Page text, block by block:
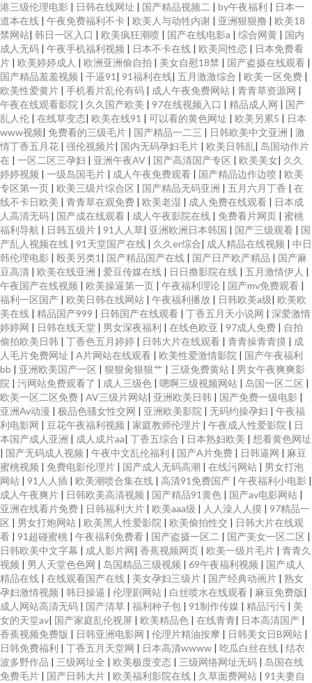
港三级伦理电影 | 日韩在线网址 | 国产精品视频二 | by午夜福利 | 日本一
道本在线 | 午夜免费福利不卡 | 欧美人与动牲内谢 | 亚洲狠狠撸 | 欧美18
禁网站| 韩日一区入口 | 欧美疯狂潮喷 | 国产在线电影a | 综合网黄 | 国内
成人无码 | 午夜手机福利视频 | 日本不卡在线 | 欧美同性恋 | 日本免费看
片 | 欧美婷婷成人 | 欧洲亚洲偷自拍 | 美女自慰18禁 | 国产盗摄在线观看 |
国产精品羞羞视频 | 干逼91 | 91福利在线| 五月激激综合 | 欧美一区免费 |
欧美性爱黄片 | 手机看片乱伦有码 | 成人午夜免费网站 | 青青草资源网 |
午夜在线观看影院 | 久久国产欧美 | 97在线视频入口 | 精品成人网 | 国产
乱人伦 | 在线草变态| 欧美在线91 | 可以看的黄色网址 | 欧美另累5 | 日本
www视频| 免费看的三级毛片 | 国产精品一二三 | 日韩欧美中文亚洲 | 激
情丁香五月花 | 强伦视频片| 国内无码孕妇毛片 | 欧美日韩乱| 岛国动作片
在 | 一区二区三孕妇 | 亚洲午夜AV | 国产高清国产专区 | 欧美美女| 久久
婷婷视频 | 一级岛国毛片 | 成人午夜免费观看 | 国产精品边作边喷 | 欧美
专区第一页 | 欧美三级片综合区 | 国产精品无码亚洲 | 五月六月丁香 | 在
线不卡日欧美 | 青青草在观免费 | 欧美老湿 | 成人免费在线观看 | 日本成
人高清无码 | 国产成在线观看 | 成人午夜影院在线 | 免费看片网页 | 蜜桃
福利导航 | 日韩五级片 | 91人人草| 亚洲欧洲日本韩国 | 国产三级观看 | 国
产乱人视频在线 | 91天堂国产在线 | 久久er综合| 成人精品在线视频 | 中日
韩伦理电影 | 殴美另类1 | 国产精品国产在线 | 国产日产欧产精品 | 国产麻
豆高清 | 欧美在线亚洲 | 爱豆传媒在线 | 日日撸影院在线 | 五月激情伊人 |
午夜国产在线视频 | 欧美操逼第一页 | 午夜福利理论 | 国产mv免费观看 |
福利一区国产 | 欧美日韩在线网站 | 午夜福利播放 | 日韩欧美a级| 欧美欧
美在线 | 精品国产999 | 日韩国产在线观看 | 丁香五月天小说网 | 深爱激情
婷婷网 | 日韩在线天堂 | 男女深夜福利 | 在线色欧亚 | 97成人免费 | 自拍
偷拍欧美日韩 | 丁香色五月婷婷 | 日韩大片在线观看 | 青青操青青摸 | 成
人毛片免费网址 | A片网站在线观看 | 欧美性爱激情影院 | 国产午夜福利
bb | 亚洲欧美国产一区 | 狠狠肏狠狠艹 | 三级免费黄站 | 男女午夜爽爽影
院 | 污网站免费观看了 | 成人三级色 | 嗯啊三级视频网站 | 岛国一区二区 |
欧美一区二区免费 | AV三级片网站| 亚洲欧美日韩 | 国产免费一级电影 |
亚洲Av动漫 | 极品色骚女性交网 | 亚洲欧美影院 | 无码约操孕妇 | 午夜福
利电影网 | 豆花午夜福利视频 | 家庭教师伦理片 | 午夜成人性爱影院 | 日
本国产成人亚洲 | 成人成片aa| 丁香五综合 | 日本熟妇欧美 | 想看黄色网址
| 国产无码成人视频 | 午夜中文乱伦福利 | 国产A片免费 | 日韩逼网 | 麻豆
蜜桃视频 | 免费电影伦理片 | 国产成人无码高潮 | 在线污网站 | 男女打泡
网站 | 91人人插 | 欧美潮喷合集在线 | 高清91免费国产 | 午夜福利小电影 |
成人午夜爽片 | 日韩欧美高清视频 | 国产精品91黄色 | 国产av电影网站 |
亚洲在线看片免费 | 日韩福利大片 | 欧美aaa级 | 人人澡人人摸 | 97精品一
区 | 男女打炮网站 | 欧美黑人性爱影院 | 欧美偷拍性交 | 日韩大片在线观
看 | 91超碰蜜桃 | 午夜福利免费看 | 国产盗摄一区二 | 国产美女一区二区 |
日韩欧美中文字幕 | 成人影片网| 香蕉视频网页 | 欧美一级片毛片 | 青青久
视频 | 男人天堂色色网 | 岛国精品三级视频 | 69午夜福利视频 | 国产成人
精品在线 | 在线观看国产在线 | 美女孕妇三级片 | 国产经典动画片 | 熟女
孕妇激情视频 | 韩日操逼 | 伦理剧网站 | 白丝喷水在线观看 | 麻豆免费版|
成人网站高清无码 | 国产清草 | 福利种子包 | 91制作传媒 | 精品污污 | 美
女的天堂av| 国产家庭乱伦视屏 | 欧美精品色 | 在线青青| 日本高清国产 |
香蕉视频免费版 | 日韩亚洲电影网 | 伦理片精油按摩 | 日韩美女日B网站 |
日韩免费福利 | 丁香五月天堂网 | 日本高清wwww | 吃瓜白丝在线 | 结衣
波多野作品 | 三级网址全 | 欧美极度变态 | 三级网络网址无码 | 岛国在线
免费毛片 | 国产日韩大片 | 欧美福利影院在线 | 久草面费网站 | 91夫妻自